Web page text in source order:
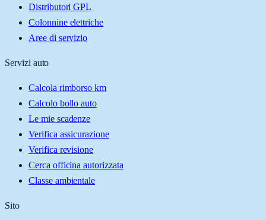
Distributori GPL
Colonnine elettriche
Aree di servizio
Servizi auto
Calcola rimborso km
Calcolo bollo auto
Le mie scadenze
Verifica assicurazione
Verifica revisione
Cerca officina autorizzata
Classe ambientale
Sito